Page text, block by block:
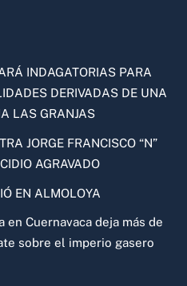
INDAGATORIAS PARA
DERIVADAS DE UNA
LAS GRANJAS
JORGE FRANCISCO “N”
AGRAVADO
EN ALMOLOYA
en Cuernavaca deja más de
sobre el imperio gasero